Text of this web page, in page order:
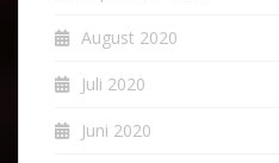
August 2020
Juli 2020
Juni 2020